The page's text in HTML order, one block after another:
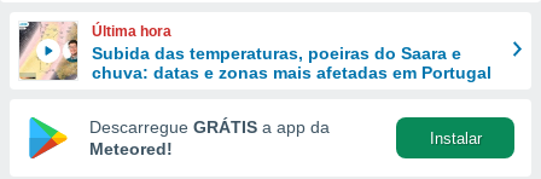
e
forma
digital
Última hora
Subida das temperaturas, poeiras do Saara e
chuva: datas e zonas mais afetadas em Portugal
Descarregue GRÁTIS a app da
Meteored!
Instalar